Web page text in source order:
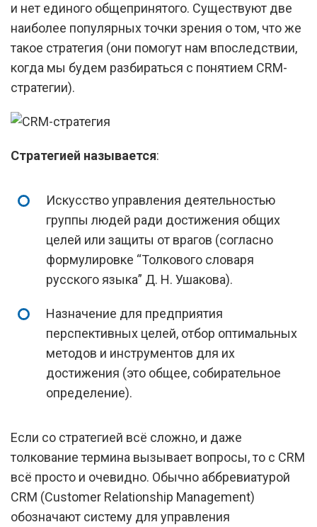
и нет единого общепринятого. Существуют две
наиболее популярных точки зрения о том, что же
такое стратегия (они помогут нам впоследствии,
когда мы будем разбираться с понятием CRM-
стратегии).
Стратегией называется:
Искусство управления деятельностью
группы людей ради достижения общих
целей или защиты от врагов (согласно
формулировке “Толкового словаря
русского языка” Д. Н. Ушакова).
Назначение для предприятия
перспективных целей, отбор оптимальных
методов и инструментов для их
достижения (это общее, собирательное
определение).
Если со стратегией всё сложно, и даже
толкование термина вызывает вопросы, то с CRM
всё просто и очевидно. Обычно аббревиатурой
CRM (Customer Relationship Management)
обозначают систему для управления